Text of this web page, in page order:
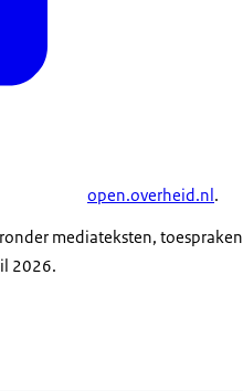
open.overheid.nl.
mediateksten, toespraken
2026.